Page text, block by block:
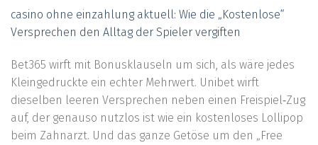
casino ohne einzahlung aktuell: Wie die „Kostenlose“
Versprechen den Alltag der Spieler vergiften
Bet365 wirft mit Bonusklauseln um sich, als wäre jedes
Kleingedruckte ein echter Mehrwert. Unibet wirft
dieselben leeren Versprechen neben einen Freispiel‑Zug
auf, der genauso nutzlos ist wie ein kostenloses Lollipop
beim Zahnarzt. Und das ganze Getöse um den „Free